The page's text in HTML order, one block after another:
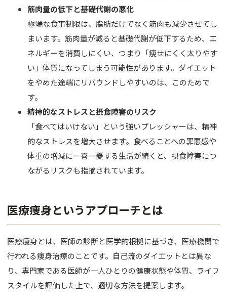
フェイス
BODY
豊胸
脂肪吸引
婦人科形
痩身処方
美白内服
筋肉量の低下と基礎代謝の悪化
極端な食事制限は、脂肪だけでなく筋肉も減少させてし
まいます。筋肉量が減ると基礎代謝が低下するため、エ
ネルギーを消費しにくい、つまり「痩せにくく太りやす
い」体質になってしまう可能性があります。ダイエット
をやめた途端にリバウンドしやすいのは、このためで
す。
精神的なストレスと摂食障害のリスク
「食べてはいけない」という強いプレッシャーは、精神
的なストレスを増大させます。食べることへの罪悪感や
体重の増減に一喜一憂する生活が続くと、摂食障害につ
ながるリスクも指摘されています。
医療痩身というアプローチとは
医療痩身とは、医師の診断と医学的根拠に基づき、医療機関で
行われる痩身治療のことです。自己流のダイエットとは異な
り、専門家である医師が一人ひとりの健康状態や体質、ライフ
スタイルを評価した上で、適切な方法を提案します。